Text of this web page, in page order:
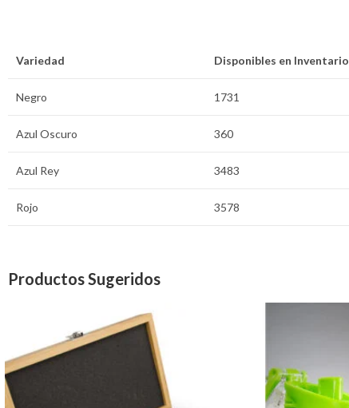
Variedad Disponibles en Inventario
Negro 1731
Azul Oscuro 360
Azul Rey 3483
Rojo 3578
Productos Sugeridos